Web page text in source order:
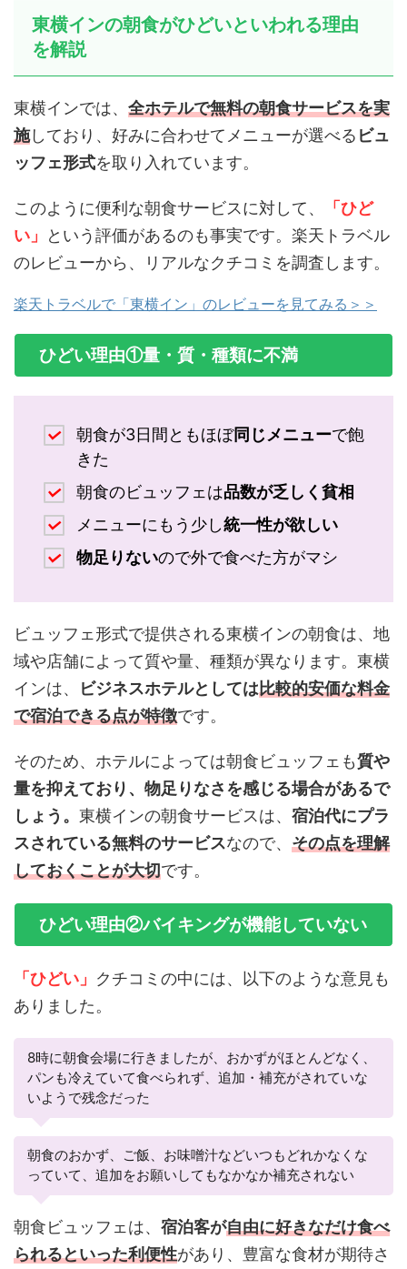
東横インの朝食がひどいといわれる理由
を解説
東横インでは、 全ホテルで無料の朝食サービスを実
施しており、好みに合わせてメニューが選べる ビュ
ッフェ形式を取り入れています。
このように便利な朝食サービスに対して、
「ひど
い」
という評価があるのも事実です。楽天トラベル
のレビューから、リアルなクチコミを調査します。
楽天トラベルで「東横イン」のレビューを見てみる＞＞
ひどい理由①量・質・種類に不満
朝食が3日間ともほぼ同じメニューで飽
きた
朝食のビュッフェは品数が乏しく貧相
メニューにもう少し統一性が欲しい
物足りないので外で食べた方がマシ
ビュッフェ形式で提供される東横インの朝食は、地
域や店舗によって質や量、種類が異なります。東横
インは、
ビジネスホテルとしては比較的安価な料金
で宿泊できる点が特徴です。
そのため、ホテルによっては朝食ビュッフェも質や
量を抑えており、物足りなさを感じる場合があるで
しょう。 東横インの朝食サービスは、 宿泊代にプラ
スされている無料のサービスなので、 その点を理解
しておくことが大切です。
ひどい理由②バイキングが機能していない
「ひどい」 クチコミの中には、以下のような意見も
ありました。
8時に朝食会場に行きましたが、おかずがほとんどなく、
パンも冷えていて食べられず、追加・補充がされていな
いようで残念だった
朝食のおかず、ご飯、お味噌汁などいつもどれかなくな
っていて、追加をお願いしてもなかなか補充されない
朝食ビュッフェは、 宿泊客が自由に好きなだけ食べ
られるといった利便性があり、豊富な食材が期待さ